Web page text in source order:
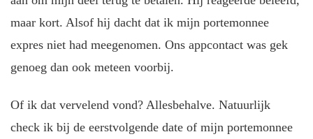
maar kort. Alsof hij dacht dat ik mijn portemonnee
expres niet had meegenomen. Ons appcontact was gek
genoeg dan ook meteen voorbij.
Of ik dat vervelend vond? Allesbehalve. Natuurlijk
check ik bij de eerstvolgende date of mijn portemonnee